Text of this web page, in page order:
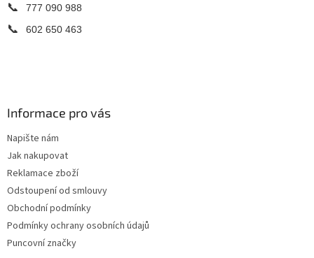
📞 777 090 988
📞 602 650 463
Informace pro vás
Napište nám
Jak nakupovat
Reklamace zboží
Odstoupení od smlouvy
Obchodní podmínky
Podmínky ochrany osobních údajů
Puncovní značky